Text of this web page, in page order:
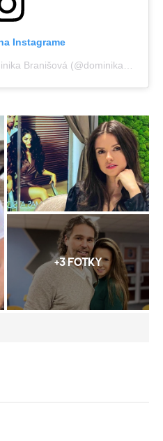
Instagrame
+3 FOTKY